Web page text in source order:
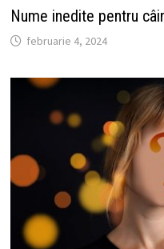
Nume inedite pentru
februarie 4, 2024